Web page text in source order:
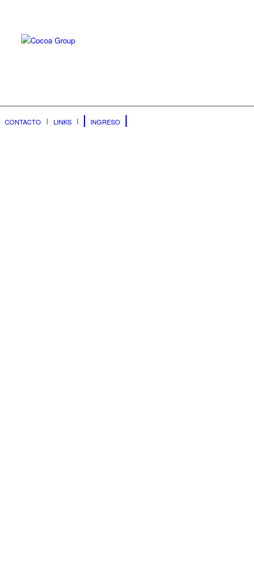
CONTACTO LINKS INGRESO